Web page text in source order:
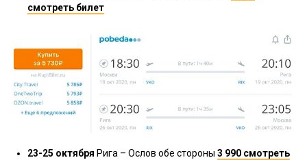
смотреть билет
23-25 октября Рига – Ослов обе стороны 3 990 смотреть